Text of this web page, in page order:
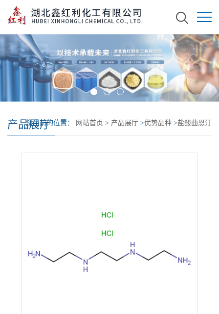
产品展厅
您当前的位置： 网站首页 > 产品展厅 >优势品种 >盐酸曲恩汀